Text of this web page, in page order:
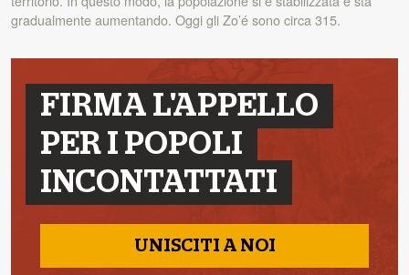
gradualmente aumentando. Oggi gli Zo’é sono circa 315.
FIRMA L'APPELLO
PER I POPOLI
INCONTATTATI
UNISCITI A NOI